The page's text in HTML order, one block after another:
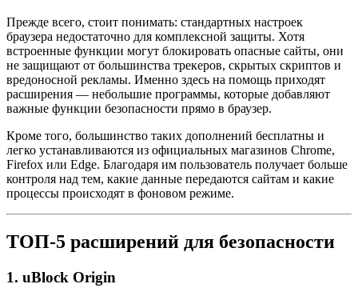
Прежде всего, стоит понимать: стандартных настроек
браузера недостаточно для комплексной защиты. Хотя
встроенные функции могут блокировать опасные сайты, они
не защищают от большинства трекеров, скрытых скриптов и
вредоносной рекламы. Именно здесь на помощь приходят
расширения — небольшие программы, которые добавляют
важные функции безопасности прямо в браузер.
Кроме того, большинство таких дополнений бесплатны и
легко устанавливаются из официальных магазинов Chrome,
Firefox или Edge. Благодаря им пользователь получает больше
контроля над тем, какие данные передаются сайтам и какие
процессы происходят в фоновом режиме.
ТОП-5 расширений для безопасности
1. uBlock Origin